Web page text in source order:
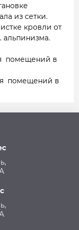
из сетки.
кровли от
альпинизма.
помещений в
помещений в